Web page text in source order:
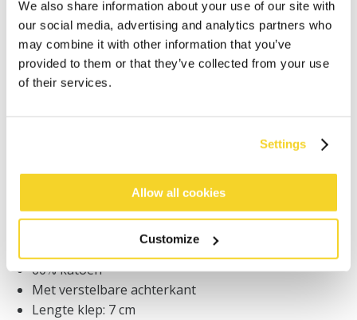
We also share information about your use of our site with
our social media, advertising and analytics partners who
may combine it with other information that you’ve
provided to them or that they’ve collected from your use
of their services.
Settings
Allow all cookies
Customize
IN WINKELWAGEN
Bestellingen die op werkdagen vóór 12:00 uur
worden geplaatst, worden dezelfde dag verzonden
BESCHRIJVING
60% katoen
Met verstelbare achterkant
Lengte klep: 7 cm